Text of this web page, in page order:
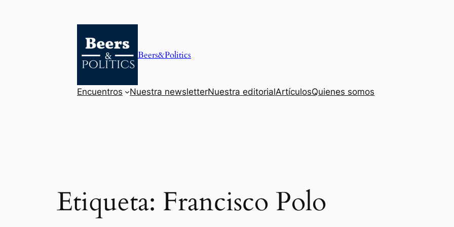
Beers&Politics
Encuentros Nuestra newsletterNuestra editorialArtículosQuienes somos
Etiqueta: Francisco Polo